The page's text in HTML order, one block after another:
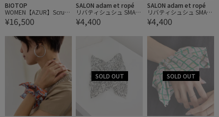
BIOTOP
WOMEN【AZUR】Scrunc
hie
¥16,500
SALON adam et ropé
リバティシュシュ SMALL
2pc
¥4,400
SALON adam et ropé
リバティシュシュ SMALL
2pc
¥4,400